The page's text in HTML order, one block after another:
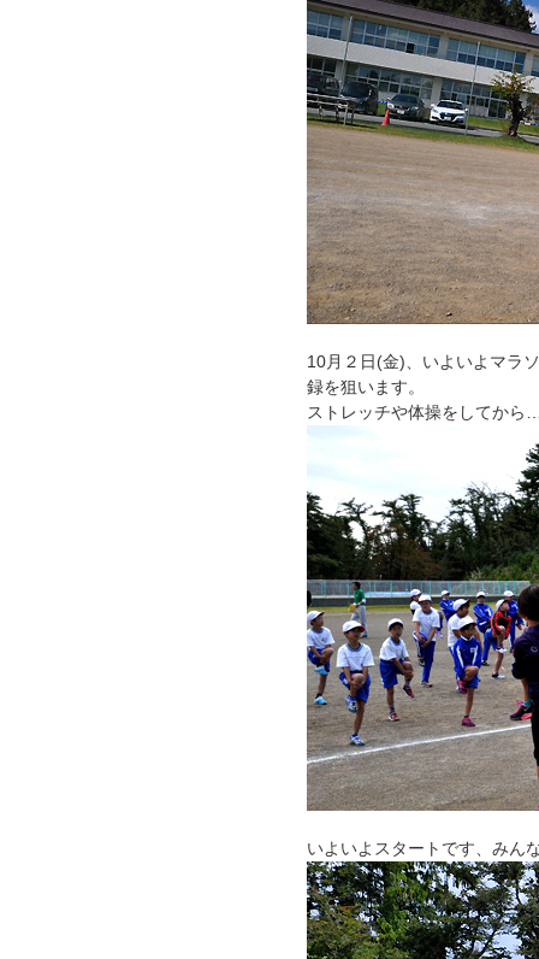
10月２日(金)、いよいよマラ
録を狙います。
ストレッチや体操をしてから
いよいよスタートです、みん